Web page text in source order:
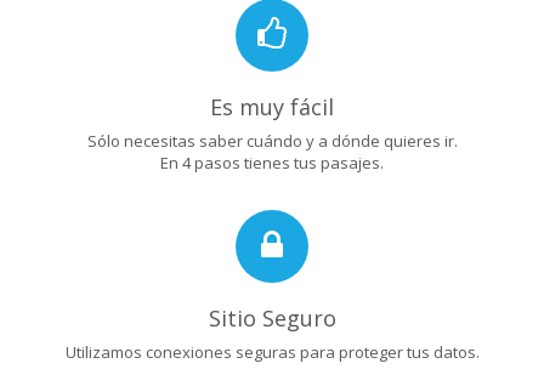
Es muy fácil
Sólo necesitas saber cuándo y a dónde quieres ir.
En 4 pasos tienes tus pasajes.
Sitio Seguro
Utilizamos conexiones seguras para proteger tus datos.